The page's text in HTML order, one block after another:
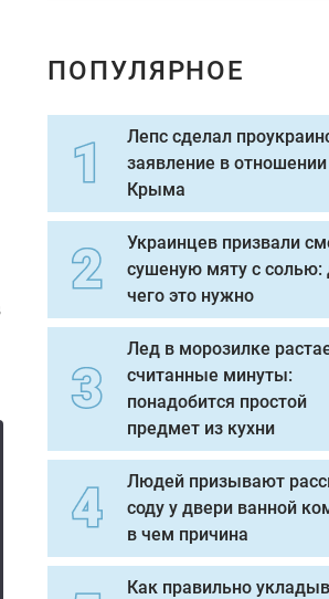
ПОПУЛЯРНОЕ
Лепс сделал
заявление в отношении
Крыма
Украинцев призвали
сушеную мяту с солью:
чего это нужно
Лед в морозилке
считанные минуты:
понадобится простой
предмет из кухни
Людей призывают
соду у двери ванной
в чем причина
Как правильно